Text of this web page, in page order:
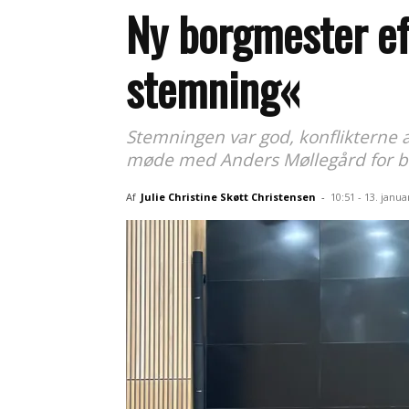
Ny borgmester
stemning«
Stemningen var god,
møde med Anders Møllegård for
Af Julie Christine Skøtt Christensen - 10:51 - 13.